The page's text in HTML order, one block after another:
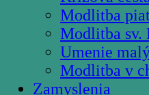
Modlitba
Modlitba sv.
Umenie
Modlitba v
Zamyslenia